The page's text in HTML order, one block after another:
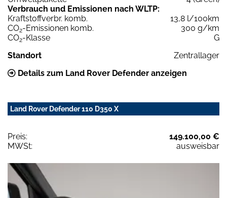
Verbrauch und Emissionen nach WLTP:
Kraftstoffverbr. komb.
13,8 l/100km
CO2-Emissionen komb.
300 g/km
CO2-Klasse
G
Standort
Zentrallager
Details zum Land Rover Defender anzeigen
Land Rover Defender 110 D350 X
Preis:
149.100,00 €
MWSt:
ausweisbar